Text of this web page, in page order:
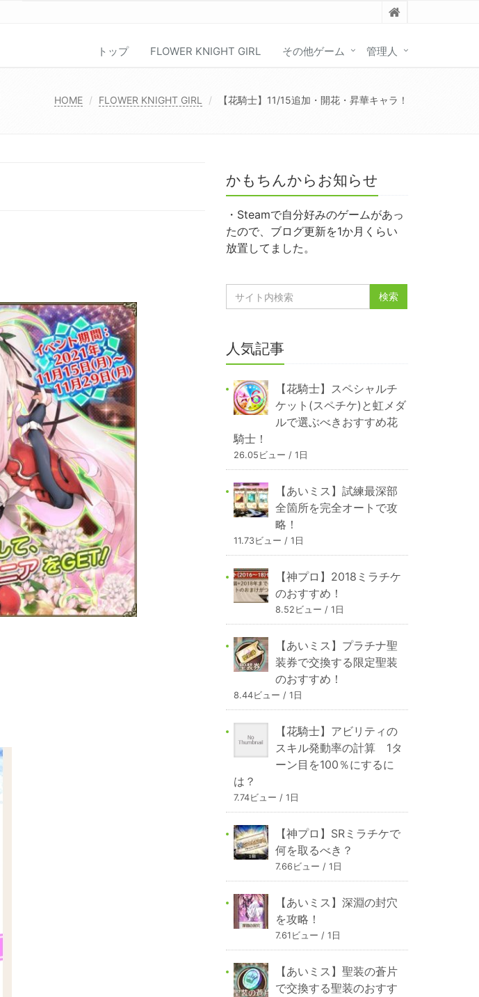
トップ FLOWER KNIGHT GIRL その他ゲーム 管理人
HOME FLOWER KNIGHT GIRL 【花騎士】11/15追加・開花・昇華キャラ！
かもちんからお知らせ
・Steamで自分好みのゲームがあっ
たので、ブログ更新を1か月くらい
放置してました。
人気記事
【花騎士】スペシャルチ
ケット(スペチケ)と虹メダ
ルで選ぶべきおすすめ花
騎士！
26.05ビュー / 1日
【あいミス】試練最深部
全箇所を完全オートで攻
略！
11.73ビュー / 1日
【神プロ】2018ミラチケ
のおすすめ！
8.52ビュー / 1日
【あいミス】プラチナ聖
装券で交換する限定聖装
のおすすめ！
8.44ビュー / 1日
【花騎士】アビリティの
スキル発動率の計算 1タ
ーン目を100％にするに
は？
7.74ビュー / 1日
【神プロ】SRミラチケで
何を取るべき？
7.66ビュー / 1日
【あいミス】深淵の封穴
を攻略！
7.61ビュー / 1日
【あいミス】聖装の蒼片
で交換する聖装のおすす